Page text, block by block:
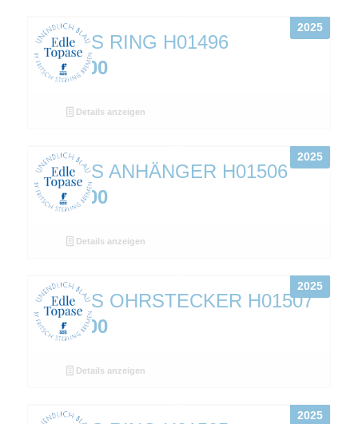
2025
TOPAS RING H01496
€ 259,00
Details anzeigen
2025
TOPAS ANHÄNGER H01506
€ 229,00
Details anzeigen
2025
TOPAS OHRSTECKER H01507
€ 198,00
Details anzeigen
2025